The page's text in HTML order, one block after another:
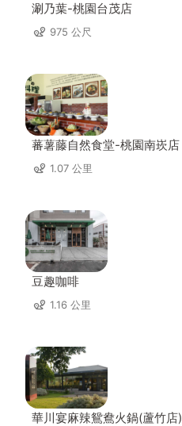
涮乃葉-桃園台茂店
975 公尺
蕃薯藤自然食堂-桃園南崁店
1.07 公里
豆趣咖啡
1.16 公里
華川宴麻辣鴛鴦火鍋(蘆竹店)